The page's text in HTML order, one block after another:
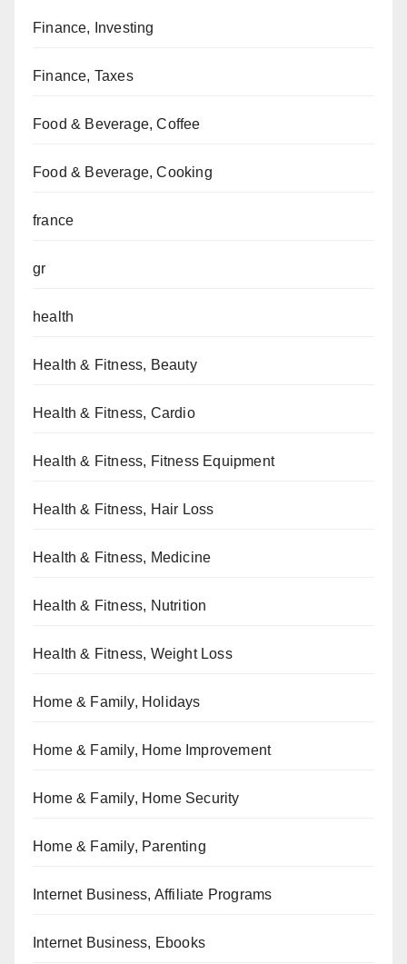
Finance, Investing
Finance, Taxes
Food & Beverage, Coffee
Food & Beverage, Cooking
france
gr
health
Health & Fitness, Beauty
Health & Fitness, Cardio
Health & Fitness, Fitness Equipment
Health & Fitness, Hair Loss
Health & Fitness, Medicine
Health & Fitness, Nutrition
Health & Fitness, Weight Loss
Home & Family, Holidays
Home & Family, Home Improvement
Home & Family, Home Security
Home & Family, Parenting
Internet Business, Affiliate Programs
Internet Business, Ebooks